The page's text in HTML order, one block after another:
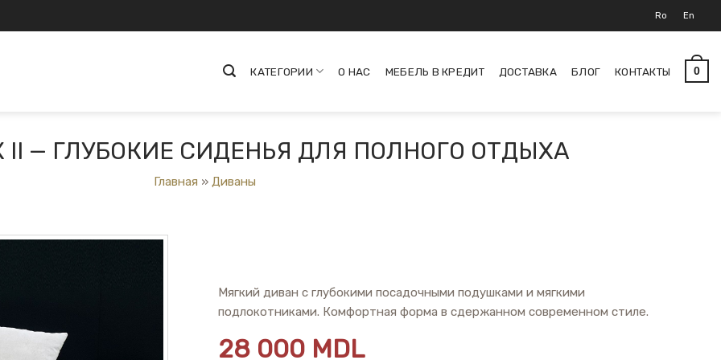
Ro En
КАТЕГОРИИ О НАС МЕБЕЛЬ В КРЕДИТ ДОСТАВКА БЛОГ КОНТАКТЫ 0
II — ГЛУБОКИЕ СИДЕНЬЯ ДЛЯ ПОЛНОГО ОТДЫХА
Главная » Диваны
Мягкий диван с глубокими посадочными подушками и мягкими
подлокотниками. Комфортная форма в сдержанном современном стиле.
28 000 MDL